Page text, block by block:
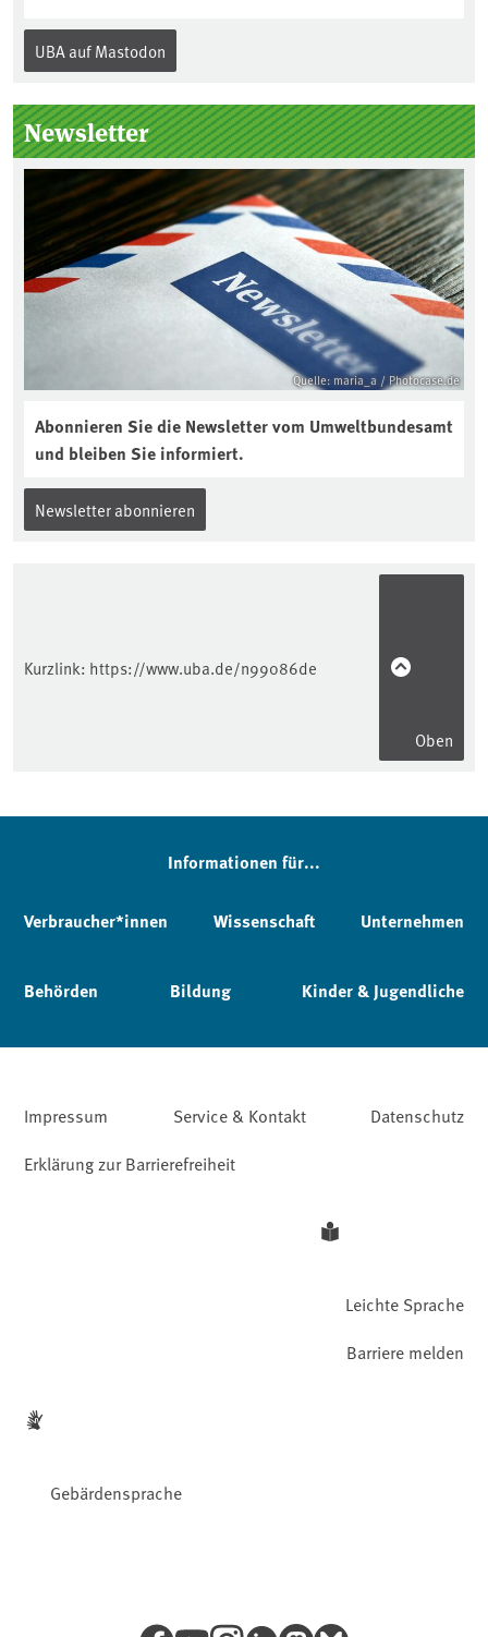
Internationalen Tag des Bodens, der
„Boden des Jahres“ vorgestellt. Das UBA
Kuratorium, wie wird der Boden des
Jahres ausgewählt und was passiert
eigentlich während eines solchen
Bodenjahres? Infos dazu gibt es im
aktuellen Podcast „Soilcast“. Jetzt
reinhören:
https://soilcast.de/interview/sc202-
interview-die-kuer-der-krume/
UBA auf Mastodon
Newsletter
Quelle: maria_a / Photocase.de
Abonnieren Sie die Newsletter vom Umweltbundesamt
und bleiben Sie informiert.
Newsletter abonnieren
Kurzlink: https://www.uba.de/n99086de
Oben
Informationen für...
Verbraucher*innen Wissenschaft Unternehmen
Behörden Bildung Kinder & Jugendliche
Impressum Service & Kontakt
Datenschutz
Erklärung zur Barrierefreiheit
Leichte Sprache
Gebärdensprache
Barriere melden